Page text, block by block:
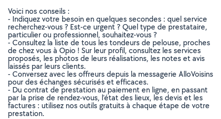
Voici nos conseils :
- Indiquez votre besoin en quelques secondes : quel service
recherchez-vous ? Est-ce urgent ? Quel type de prestataire,
particulier ou professionnel, souhaitez-vous ?
- Consultez la liste de tous les tondeurs de pelouse, proches
de chez vous à Opio ! Sur leur profil, consultez les services
proposés, les photos de leurs réalisations, les notes et avis
laissés par leurs clients.
- Conversez avec les offreurs depuis la messagerie AlloVoisins
pour des échanges sécurisés et efficaces.
- Du contrat de prestation au paiement en ligne, en passant
par la prise de rendez-vous, l’état des lieux, les devis et les
factures : utilisez nos outils gratuits à chaque étape de votre
prestation.